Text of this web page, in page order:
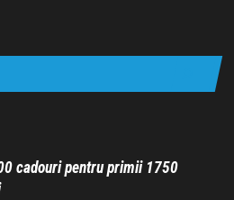
cadouri pentru primii 1750